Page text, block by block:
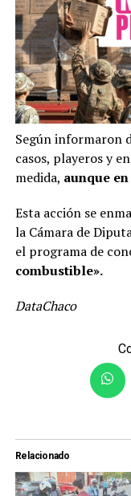
Según informaron
casos, playeros y
medida, aunque
Esta acción se
la Cámara de
el programa de
combustible».
DataChaco
Relacionado